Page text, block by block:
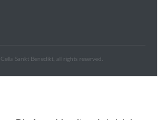
Cella Sankt Benedikt , all rights reserved.